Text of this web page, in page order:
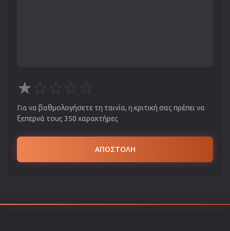
★☆☆☆☆
Για να βαθμολογήσετε τη ταινία, η κριτική σας πρέπει να
ξεπερνά τους 350 χαρακτήρες
ΑΠΟΣΤΟΛΗ